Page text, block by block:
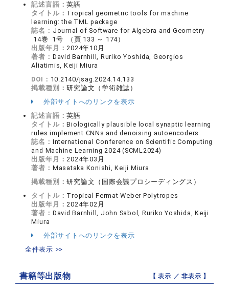
記述言語：英語
タイトル： Tropical geometric tools for machine
learning: the TML package
誌名： Journal of Software for Algebra and Geometry
14巻 1号 （頁 133 ～ 174）
出版年月：2024年10月
著者： David Barnhill, Ruriko Yoshida, Georgios
Aliatimis, Keiji Miura
DOI： 10.2140/jsag.2024.14.133
掲載種別：研究論文（学術雑誌）
外部サイトへのリンクを表示
記述言語：英語
タイトル：Biologically plausible local synaptic learning
rules implement CNNs and denoising autoencoders
誌名： International Conference on Scientific Computing
and Machine Learning 2024 (SCML2024)
出版年月：2024年03月
著者： Masataka Konishi, Keiji Miura
掲載種別：研究論文（国際会議プロシーディングス）
タイトル： Tropical Fermat-Weber Polytropes
出版年月：2024年02月
著者： David Barnhill, John Sabol, Ruriko Yoshida, Keiji
Miura
外部サイトへのリンクを表示
全件表示 >>
書籍等出版物 【 表示 ／非表示 】